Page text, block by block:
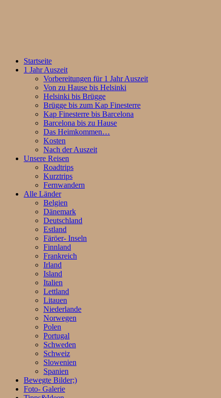
Startseite
1 Jahr Auszeit
Vorbereitungen für 1 Jahr Auszeit
Von zu Hause bis Helsinki
Helsinki bis Brügge
Brügge bis zum Kap Finesterre
Kap Finesterre bis Barcelona
Barcelona bis zu Hause
Das Heimkommen…
Kosten
Nach der Auszeit
Unsere Reisen
Roadtrips
Kurztrips
Fernwandern
Alle Länder
Belgien
Dänemark
Deutschland
Estland
Färöer- Inseln
Finnland
Frankreich
Irland
Island
Italien
Lettland
Litauen
Niederlande
Norwegen
Polen
Portugal
Schweden
Schweiz
Slowenien
Spanien
Bewegte Bilder;)
Foto- Galerie